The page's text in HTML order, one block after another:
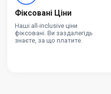
Фіксовані Ціни
Наші all-inclusive ціни
фіксовані. Ви заздалегідь
знаєте, за що платите.